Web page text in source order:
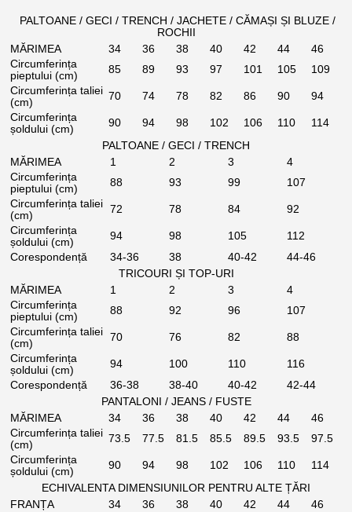
PALTOANE / GECI / TRENCH / JACHETE / CĂMAȘI ȘI BLUZE /
ROCHII
MĂRIMEA
34 36 38 40 42 44
46
Circumferința
pieptului (cm)
85 89 93 97 101 105
109
Circumferința taliei
(cm)
70 74 78 82 86 90
94
Circumferința
șoldului (cm)
90 94 98 102 106 110
114
PALTOANE / GECI / TRENCH
MĂRIMEA
1 2 3
4
Circumferința
pieptului (cm)
88 93 99
107
Circumferința taliei
(cm)
72 78 84
92
Circumferința
șoldului (cm)
94 98 105
112
Corespondență
34-36 38 40-42
44-46
TRICOURI ȘI TOP-URI
MĂRIMEA
1 2 3
4
Circumferința
pieptului (cm)
88 92 96
107
Circumferința taliei
(cm)
70 76 82
88
Circumferința
șoldului (cm)
94 100 110
116
Corespondență
36-38 38-40 40-42
42-44
PANTALONI / JEANS / FUSTE
MĂRIMEA
34 36 38 40 42 44
46
Circumferința taliei
(cm)
73.5 77.5 81.5 85.5 89.5 93.5
97.5
Circumferința
șoldului (cm)
90 94 98 102 106 110
114
ECHIVALENTA DIMENSIUNILOR PENTRU ALTE ȚĂRI
FRANȚA
34 36 38 40 42 44
46